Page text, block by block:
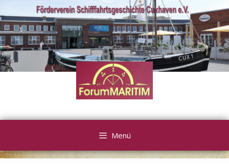
Inhalt
springen
Menü